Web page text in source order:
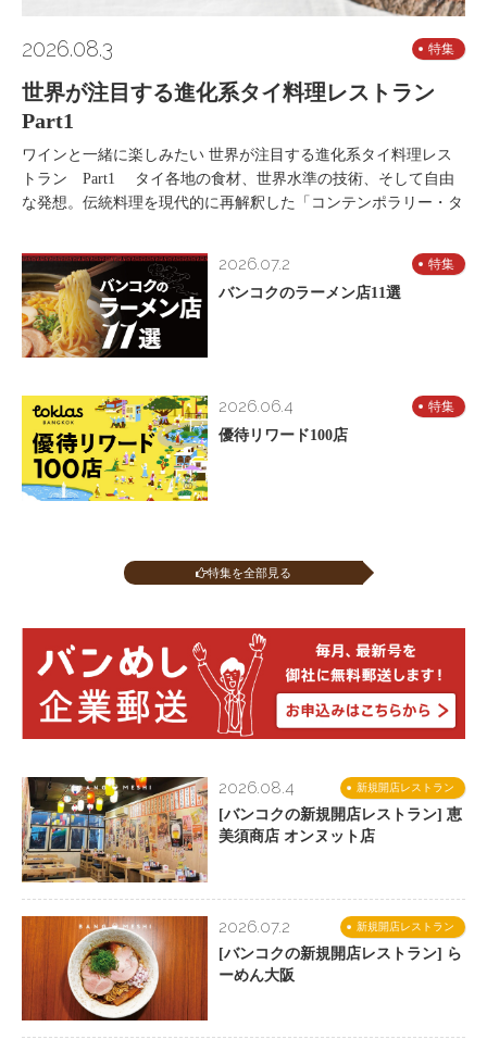
2026.08.3 特集
世界が注目する進化系タイ料理レストラン
Part1
ワインと一緒に楽しみたい 世界が注目する進化系タイ料理レス
トラン Part1 タイ各地の食材、世界水準の技術、そして自由
な発想。伝統料理を現代的に再解釈した「コンテンポラリー・タ
2026.07.2 特集
バンコクのラーメン店11選
2026.06.4 特集
優待リワード100店
特集を全部見る
新規開店レストラン
2026.08.4
[バンコクの新規開店レストラン] 恵
美須商店 オンヌット店
新規開店レストラン
2026.07.2
[バンコクの新規開店レストラン] ら
ーめん大阪